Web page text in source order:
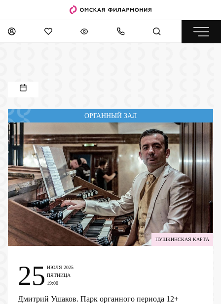
ОРГАННЫЙ ЗАЛ
ПУШКИНСКАЯ КАРТА
Дмитрий Ушаков. Парк органного периода 12+
25 ИЮЛЯ 2025
ПЯТНИЦА
19:00